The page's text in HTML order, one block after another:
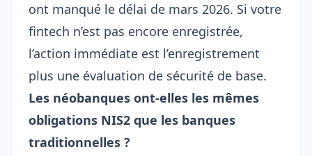
ont manqué le délai de mars 2026. Si votre
fintech n’est pas encore enregistrée,
l’action immédiate est l’enregistrement
plus une évaluation de sécurité de base.
Les néobanques ont-elles les mêmes
obligations NIS2 que les banques
traditionnelles ?